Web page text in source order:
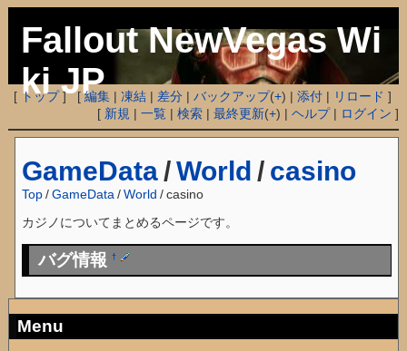
Fallout NewVegas Wi
ki JP
[ トップ] [編集 |凍結 | 差分 |バックアップ(+) |添付 | リロード ]
[ 新規 |一覧 |検索 |最終更新(+) |ヘルプ| ログイン ]
GameData /World / casino
Top /GameData /World / casino
カジノについてまとめるページです。
バグ情報†
Menu